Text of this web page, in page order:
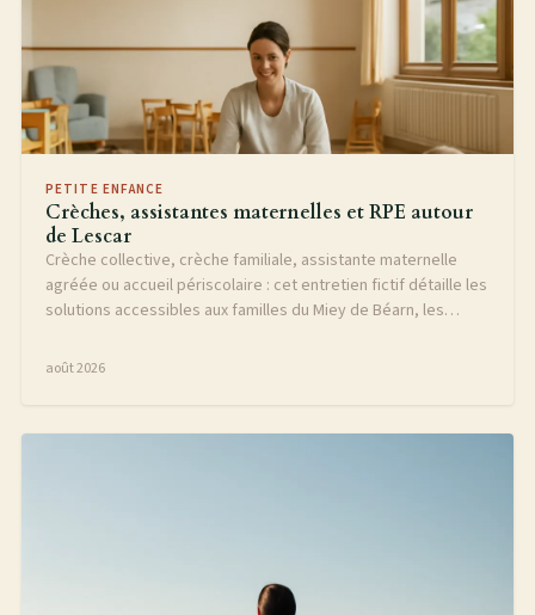
PETITE ENFANCE
Crèches, assistantes maternelles et RPE autour
de Lescar
Crèche collective, crèche familiale, assistante maternelle
agréée ou accueil périscolaire : cet entretien fictif détaille les
solutions accessibles aux familles du Miey de Béarn, les
Enfance.
août 2026